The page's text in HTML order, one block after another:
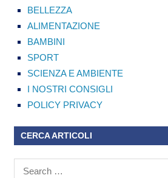
BELLEZZA
ALIMENTAZIONE
BAMBINI
SPORT
SCIENZA E AMBIENTE
I NOSTRI CONSIGLI
POLICY PRIVACY
CERCA ARTICOLI